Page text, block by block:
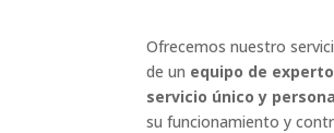
Ofrecemos nuestro
de un equipo de
servicio único y
su funcionamiento y